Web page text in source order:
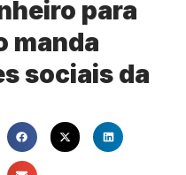
para
manda
sociais da